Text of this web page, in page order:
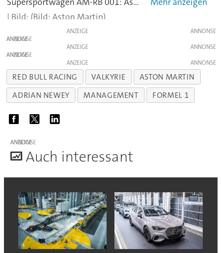
(Bild: Aston Martin)
ANZEIGE
ANZEIGE
ANZEIGE
ANZEIGE
ANZEIGE
RED BULL RACING VALKYRIE
ASTON MARTIN
ADRIAN NEWEY
MANAGEMENT FORMEL 1
ANZEIGE
Auch interessant